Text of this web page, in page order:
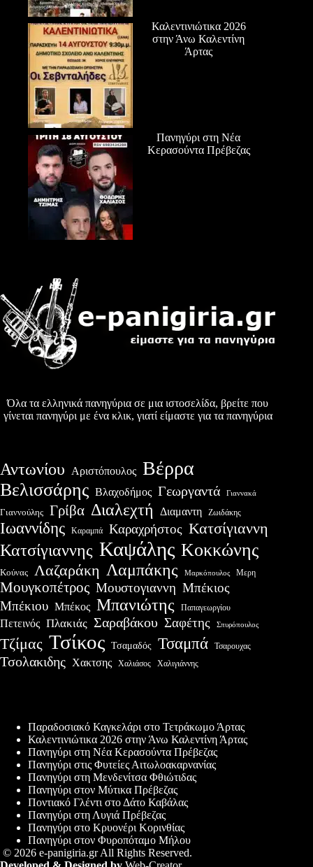
Καλεντινιώτικα 2026
στην Άνω Καλεντίνη
Άρτας
Πανηγύρι στη Νέα
Κερασούντα Πρέβεζας
Όλα τα ελληνικά πανηγύρια σε μια ιστοσελίδα, βρείτε που
γίνεται πανηγύρι με ένα κλικ, γιατί είμαστε για τα πανηγύρια
Αντωνίου Αριστόπουλος Βέρρα
Βελισσάρης Βλαχοδήμος Γεωργαντά Γιαννακά
Γιαννούλης Γρίβα Διαλεχτή Διαμαντη Ζωιδάκης
Ιωαννίδης Καραμπά Καραχρήστος Κατσίγιαννη
Κατσίγιαννης Καψάλης Κοκκώνης
Κούνας Λαζαράκη Λαμπάκης Μαρκόπουλος Μερη
Μουγκοπέτρος Μουστογιαννη Μπέκιος
Μπέκιου Μπέκος Μπανιώτης Παπαγεωργίου
Πετεινός Πλακιάς Σαραβάκου Σαφέτης Σπυρόπουλος
Τζίμας Τσίκος Τσαμαδός Τσαμπά Τσαρουχας
Τσολακιδης Χακτσης Χαλιάσος Χαλιγιάννης
Παραδοσιακό Καγκελάρι στο Τετράκωμο Άρτας
Καλεντινιώτικα 2026 στην Άνω Καλεντίνη Άρτας
Πανηγύρι στη Νέα Κερασούντα Πρέβεζας
Πανηγύρι στις Φυτείες Αιτωλοακαρνανίας
Πανηγύρι στη Μενδενίτσα Φθιώτιδας
Πανηγύρι στον Μύτικα Πρέβεζας
Ποντιακό Γλέντι στο Δάτο Καβάλας
Πανηγύρι στη Λυγιά Πρέβεζας
Πανηγύρι στο Κρυονέρι Κορινθίας
Πανηγύρι στον Φυροπόταμο Μήλου
© 2026 e-panigiria.gr All Rights Reserved.